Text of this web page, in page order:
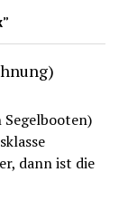
dann ist die